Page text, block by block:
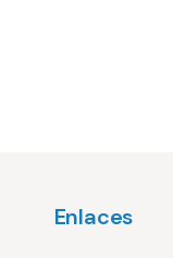
Enlaces